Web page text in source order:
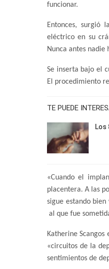
funcionar.
Entonces, surgió
eléctrico en su
Nunca antes
Se inserta bajo el
El procedimiento
TE PUEDE
Los
«Cuando el
placentera. A las
sigue estando
al que fue
Katherine
«circuitos de la
sentimientos de